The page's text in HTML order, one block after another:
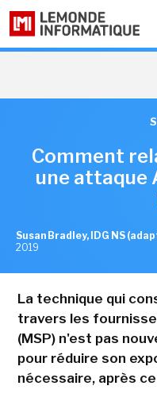
Comment
une attaque
Susan Bradley, IDG NS
2019
La technique qui
travers les
(MSP) n'est pas
pour réduire son
nécessaire, après